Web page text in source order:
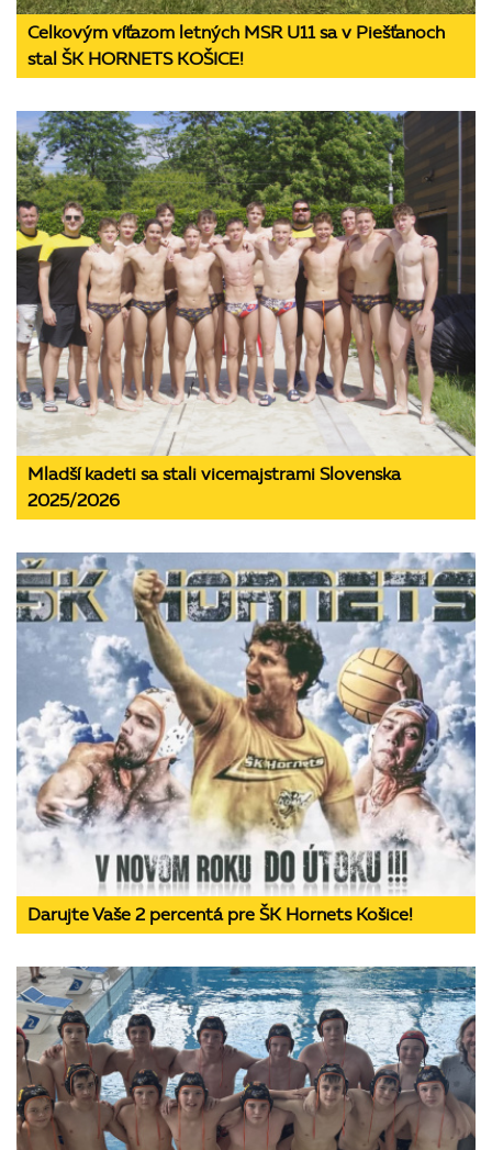
Celkovým víťazom letných MSR U11 sa v Piešťanoch
stal ŠK HORNETS KOŠICE!
Mladší kadeti sa stali vicemajstrami Slovenska
2025/2026
Darujte Vaše 2 percentá pre ŠK Hornets Košice!